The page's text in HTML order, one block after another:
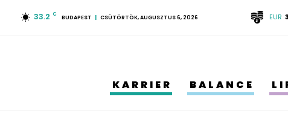
33.2 C BUDAPEST CSÜTÖRTÖK, AUGUSZTUS 6, 2026 EUR
KARRIER BALANCE